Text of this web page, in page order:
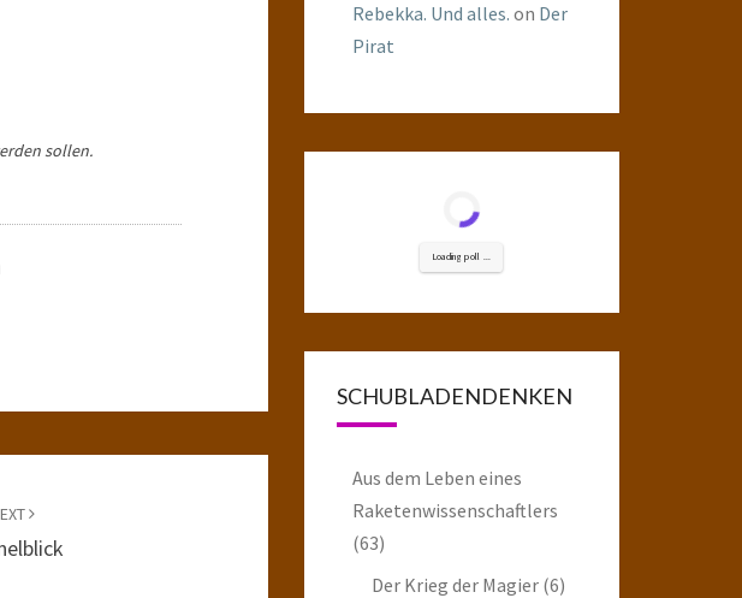
sollen.
Rebekka. Und alles. on Der
Pirat
Loading poll ...
SCHUBLADENDENKEN
Aus dem Leben eines
Raketenwissenschaftlers
(63)
Der Krieg der Magier(6)